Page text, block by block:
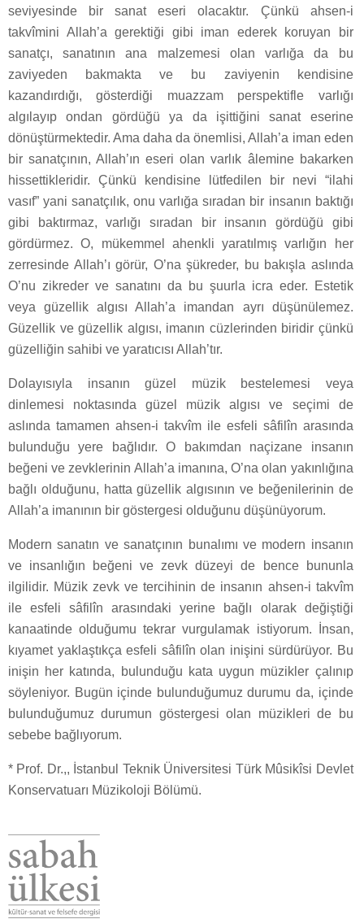
seviyesinde bir sanat eseri olacaktır. Çünkü ahsen-i
takvîmini Allah’a gerektiği gibi iman ederek koruyan bir
sanatçı, sanatının ana malzemesi olan varlığa da bu
zaviyeden bakmakta ve bu zaviyenin kendisine
kazandırdığı, gösterdiği muazzam perspektifle varlığı
algılayıp ondan gördüğü ya da işittiğini sanat eserine
dönüştürmektedir. Ama daha da önemlisi, Allah’a iman eden
bir sanatçının, Allah’ın eseri olan varlık âlemine bakarken
hissettikleridir. Çünkü kendisine lütfedilen bir nevi “ilahi
vasıf” yani sanatçılık, onu varlığa sıradan bir insanın baktığı
gibi baktırmaz, varlığı sıradan bir insanın gördüğü gibi
gördürmez. O, mükemmel ahenkli yaratılmış varlığın her
zerresinde Allah’ı görür, O’na şükreder, bu bakışla aslında
O’nu zikreder ve sanatını da bu şuurla icra eder. Estetik
veya güzellik algısı Allah’a imandan ayrı düşünülemez.
Güzellik ve güzellik algısı, imanın cüzlerinden biridir çünkü
güzelliğin sahibi ve yaratıcısı Allah’tır.
Dolayısıyla insanın güzel müzik bestelemesi veya
dinlemesi noktasında güzel müzik algısı ve seçimi de
aslında tamamen ahsen-i takvîm ile esfeli sâfilîn arasında
bulunduğu yere bağlıdır. O bakımdan naçizane insanın
beğeni ve zevklerinin Allah’a imanına, O’na olan yakınlığına
bağlı olduğunu, hatta güzellik algısının ve beğenilerinin de
Allah’a imanının bir göstergesi olduğunu düşünüyorum.
Modern sanatın ve sanatçının bunalımı ve modern insanın
ve insanlığın beğeni ve zevk düzeyi de bence bununla
ilgilidir. Müzik zevk ve tercihinin de insanın ahsen-i takvîm
ile esfeli sâfilîn arasındaki yerine bağlı olarak değiştiği
kanaatinde olduğumu tekrar vurgulamak istiyorum. İnsan,
kıyamet yaklaştıkça esfeli sâfilîn olan inişini sürdürüyor. Bu
inişin her katında, bulunduğu kata uygun müzikler çalınıp
söyleniyor. Bugün içinde bulunduğumuz durumu da, içinde
bulunduğumuz durumun göstergesi olan müzikleri de bu
sebebe bağlıyorum.
* Prof. Dr.,, İstanbul Teknik Üniversitesi Türk Mûsikîsi Devlet
Konservatuarı Müzikoloji Bölümü.